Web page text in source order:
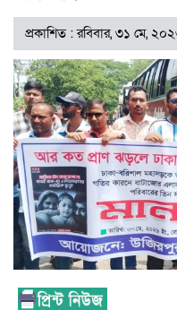
প্রকাশিত : রবিবার, ৩১ মে,